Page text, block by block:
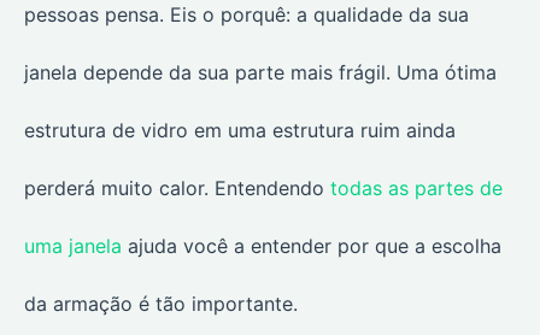
pessoas pensa. Eis o porquê: a qualidade da sua
janela depende da sua parte mais frágil. Uma ótima
estrutura de vidro em uma estrutura ruim ainda
perderá muito calor. Entendendo todas as partes de
uma janela ajuda você a entender por que a escolha
da armação é tão importante.